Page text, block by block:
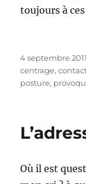
toujours à
Publié
le
4 septembre 2011
centrage,
posture,
Où il est